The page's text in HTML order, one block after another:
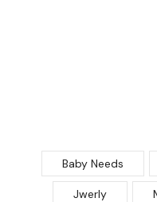
Baby Needs
Jwerly